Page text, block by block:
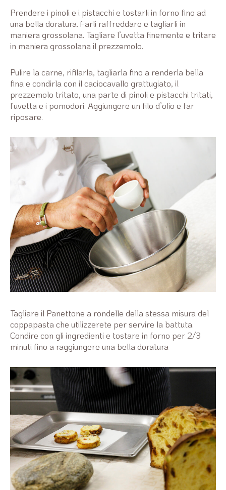
Prendere i pinoli e i pistacchi e tostarli in forno fino ad
una bella doratura. Farli raffreddare e tagliarli in
maniera grossolana. Tagliare l’uvetta finemente e tritare
in maniera grossolana il prezzemolo.
Pulire la carne, rifilarla, tagliarla fino a renderla bella
fina e condirla con il caciocavallo grattugiato, il
prezzemolo tritato, una parte di pinoli e pistacchi tritati,
l'uvetta e i pomodori. Aggiungere un filo d’olio e far
riposare.
Tagliare il Panettone a rondelle della stessa misura del
coppapasta che utilizzerete per servire la battuta.
Condire con gli ingredienti e tostare in forno per 2/3
minuti fino a raggiungere una bella doratura